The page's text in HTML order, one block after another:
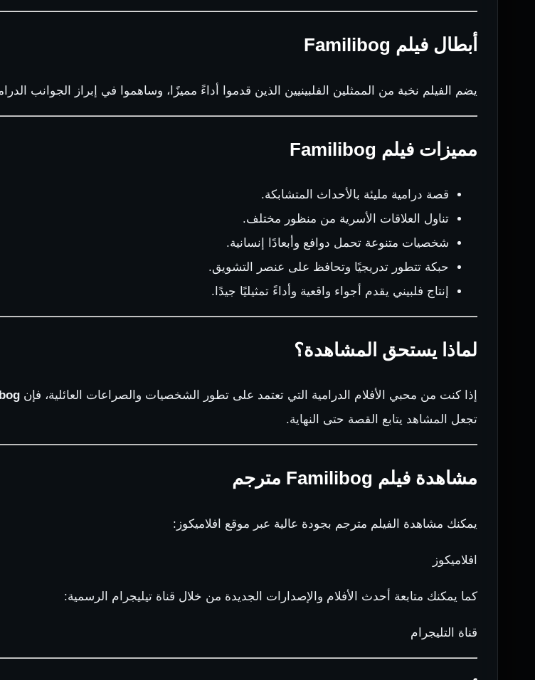
أبطال فيلم Familibog
يضم الفيلم نخبة من الممثلين الفلبينيين الذين قدموا أداءً مميزًا، وساهموا في إبراز الجوانب
مميزات فيلم Familibog
قصة درامية مليئة بالأحداث المتشابكة.
تناول العلاقات الأسرية من منظور مختلف.
شخصيات متنوعة تحمل دوافع وأبعادًا إنسانية.
حبكة تتطور تدريجيًا وتحافظ على عنصر التشويق.
إنتاج فلبيني يقدم أجواء واقعية وأداءً تمثيليًا جيدًا.
لماذا يستحق المشاهدة؟
إذا كنت من محبي الأفلام الدرامية التي تعتمد على تطور الشخصيات والصراعات العائلية، فإن
تجعل المشاهد يتابع القصة حتى النهاية.
مشاهدة فيلم Familibog مترجم
يمكنك مشاهدة الفيلم مترجم بجودة عالية عبر موقع افلاميكوز:
افلاميكوز
كما يمكنك متابعة أحدث الأفلام والإصدارات الجديدة من خلال قناة تيليجرام الرسمية:
قناة التليجرام